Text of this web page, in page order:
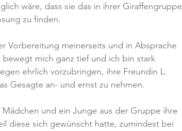
wäre, dass sie das in ihrer Giraffengruppe
zu finden.
Vorbereitung meinerseits und in Absprache
mich ganz tief und ich bin stark
ehrlich vorzubringen, ihre Freundin L.
Gesagte an- und ernst zu nehmen.
und ein Junge aus der Gruppe ihre
diese sich gewünscht hatte, zumindest bei